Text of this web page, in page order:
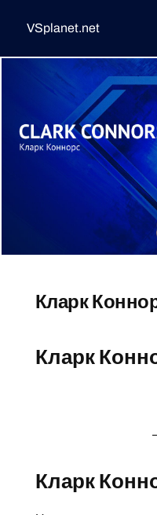
VSplanet.net
Кларк
Кларк
Кларк